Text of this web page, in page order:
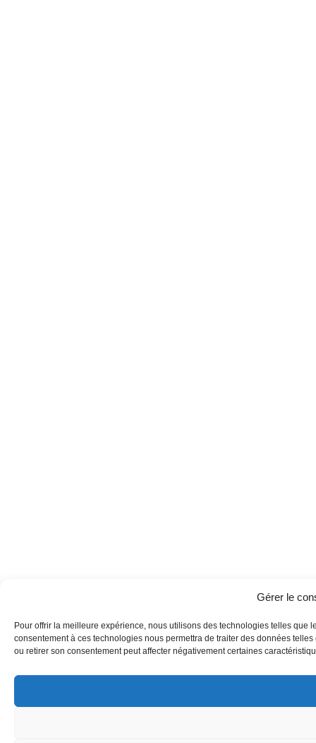
Gérer le
Pour offrir la meilleure expérience, nous utilisons des technologies telles
consentement à ces technologies nous permettra de traiter des données
ou retirer son consentement peut affecter négativement certaines